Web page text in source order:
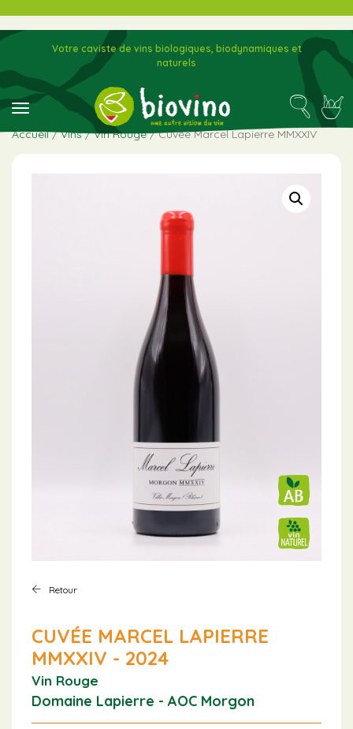
toggle navigation
Votre caviste de vins biologiques, biodynamiques et
naturels
Accueil/Vins/Vin Rouge/ Cuvée Marcel Lapierre MMXXIV
Retour
CUVÉE MARCEL LAPIERRE
MMXXIV - 2024
Vin Rouge
Domaine Lapierre - AOC Morgon